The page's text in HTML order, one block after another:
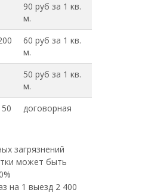
90 руб за 1 кв.
м.
60 руб за 1 кв.
м.
50 руб за 1 кв.
м.
договорная
загрязнений
может быть
на 1 выезд 2 400